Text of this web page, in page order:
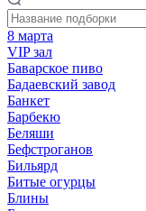
8 марта
VIP зал
Баварское пиво
Бадаевский завод
Банкет
Барбекю
Беляши
Бефстроганов
Бильярд
Битые огурцы
Блины